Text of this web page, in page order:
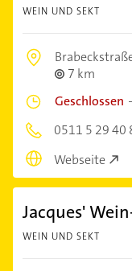
WEIN UND SEKT
7 km
Geschlossen
0511 5 29 40
Webseite
Jacques'
WEIN UND SEKT